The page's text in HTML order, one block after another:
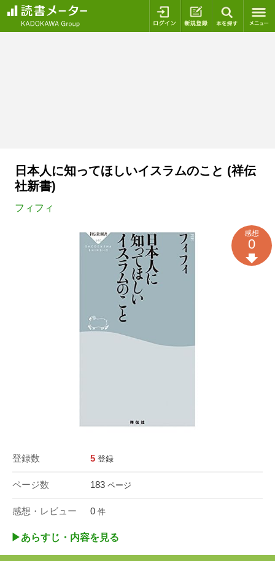
ログイン 新規登録
日本人に知ってほしいイスラムのこと (祥伝
社新書)
フィフィ
登録数 5 登録
ページ数 183 ページ
感想・レビュー 0 件
感想
0
▶︎あらすじ・内容を見る